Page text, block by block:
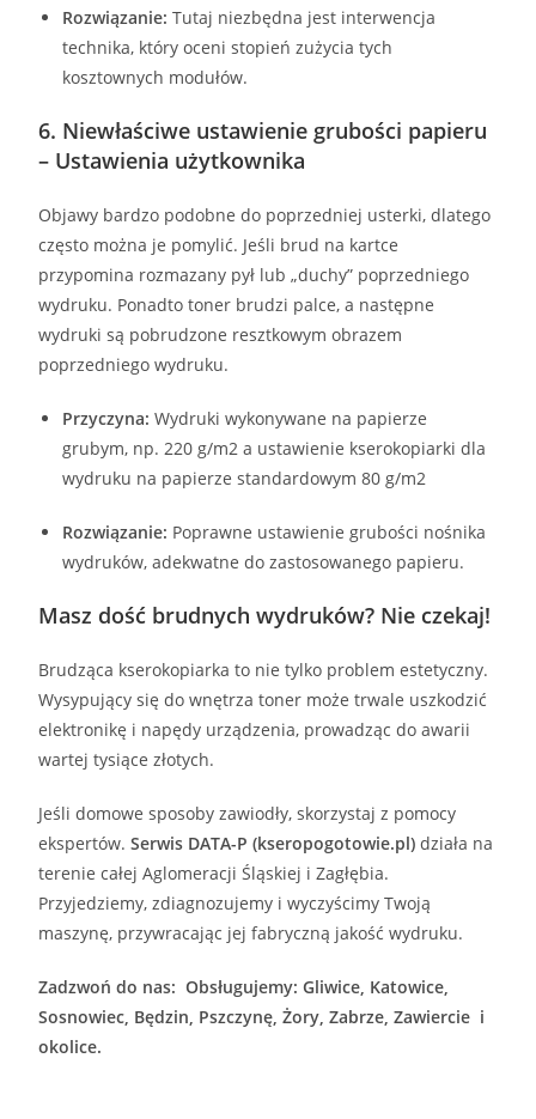
Rozwiązanie: Tutaj niezbędna jest interwencja
technika, który oceni stopień zużycia tych
kosztownych modułów.
6. Niewłaściwe ustawienie grubości papieru
– Ustawienia użytkownika
Objawy bardzo podobne do poprzedniej usterki, dlatego
często można je pomylić. Jeśli brud na kartce
przypomina rozmazany pył lub „duchy” poprzedniego
wydruku. Ponadto toner brudzi palce, a następne
wydruki są pobrudzone resztkowym obrazem
poprzedniego wydruku.
Przyczyna: Wydruki wykonywane na papierze
grubym, np. 220 g/m2 a ustawienie kserokopiarki dla
wydruku na papierze standardowym 80 g/m2
Rozwiązanie: Poprawne ustawienie grubości nośnika
wydruków, adekwatne do zastosowanego papieru.
Masz dość brudnych wydruków? Nie czekaj!
Brudząca kserokopiarka to nie tylko problem estetyczny.
Wysypujący się do wnętrza toner może trwale uszkodzić
elektronikę i napędy urządzenia, prowadząc do awarii
wartej tysiące złotych.
Jeśli domowe sposoby zawiodły, skorzystaj z pomocy
ekspertów.Serwis DATA-P (kseropogotowie.pl) działa na
terenie całej Aglomeracji Śląskiej i Zagłębia.
Przyjedziemy, zdiagnozujemy i wyczyścimy Twoją
maszynę, przywracając jej fabryczną jakość wydruku.
Zadzwoń do nas: Obsługujemy: Gliwice, Katowice,
Sosnowiec, Będzin, Pszczynę, Żory, Zabrze, Zawiercie i
okolice.